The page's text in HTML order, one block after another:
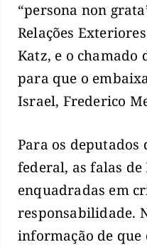
“persona non
Relações
Katz, e o
para que o
Israel, Frederico
Para os deputados
federal, as falas
enquadradas em
responsabilidade.
informação de